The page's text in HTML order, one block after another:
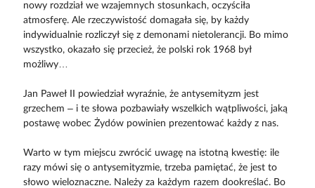
nowy rozdział we wzajemnych stosunkach, oczyściła
atmosferę. Ale rzeczywistość domagała się, by każdy
indywidualnie rozliczył się z demonami nietolerancji. Bo mimo
wszystko, okazało się przecież, że polski rok 1968 był
możliwy…
Jan Paweł II powiedział wyraźnie, że antysemityzm jest
grzechem – i te słowa pozbawiały wszelkich wątpliwości, jaką
postawę wobec Żydów powinien prezentować każdy z nas.
Warto w tym miejscu zwrócić uwagę na istotną kwestię: ile
razy mówi się o antysemityzmie, trzeba pamiętać, że jest to
słowo wieloznaczne. Należy za każdym razem dookreślać. Bo